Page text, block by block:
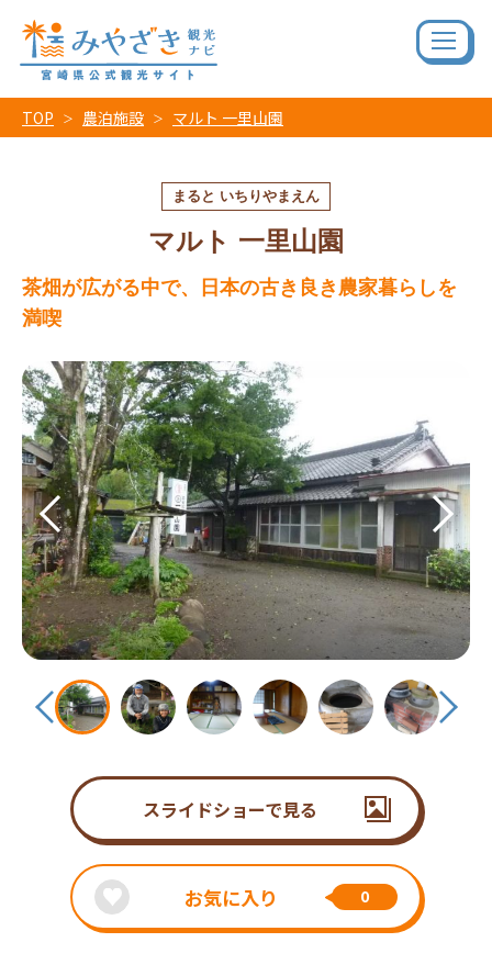
TOP 農泊施設 マルト 一里山園
まると いちりやまえん
マルト 一里山園
茶畑が広がる中で、日本の古き良き農家暮らしを
満喫
スライドショーで見る
お気に入り 0